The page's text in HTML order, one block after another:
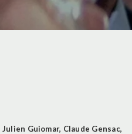
Julien Guiomar, Claude Gensac,